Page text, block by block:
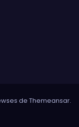
de Themeansar.